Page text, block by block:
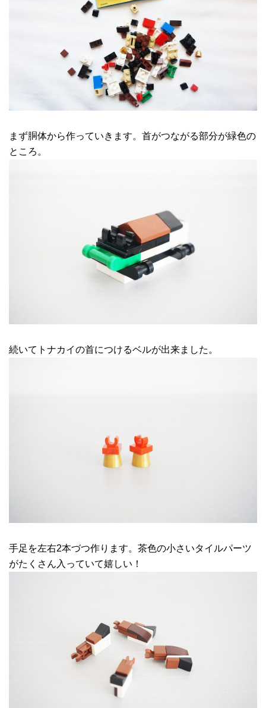
まず胴体から作っていきます。首がつながる部分が緑色の
ところ。
続いてトナカイの首につけるベルが出来ました。
手足を左右2本づつ作ります。茶色の小さいタイルパーツ
がたくさん入っていて嬉しい！